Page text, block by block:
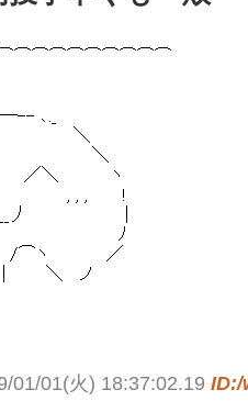
01/01(火) 18:37:02.19 ID:/